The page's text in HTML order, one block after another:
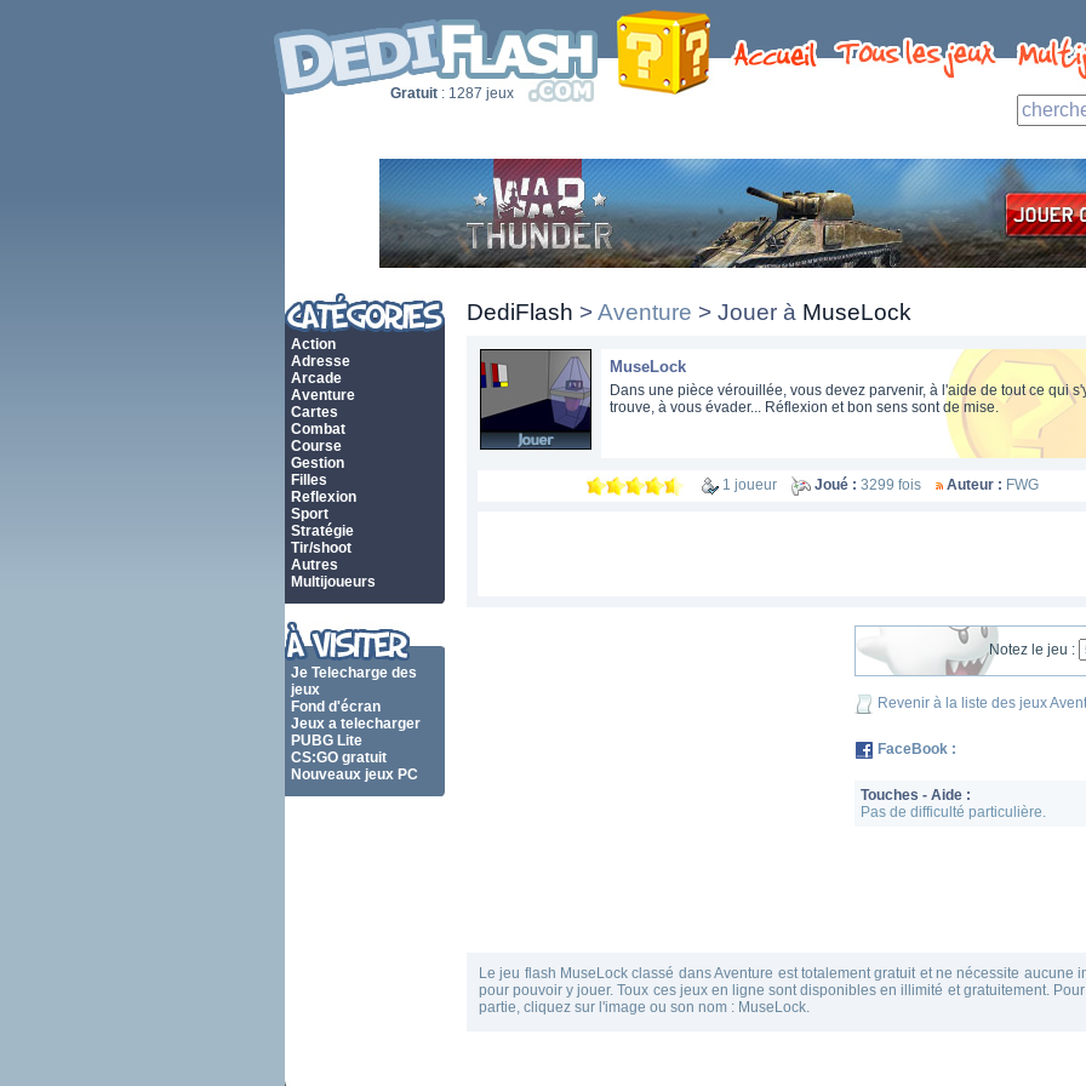
Gratuit : 1287 jeux
Action
Adresse
Arcade
Aventure
Cartes
Combat
Course
Gestion
Filles
Reflexion
Sport
Stratégie
Tir/shoot
Autres
Multijoueurs
Je Telecharge des
jeux
Fond d'écran
Jeux a telecharger
PUBG Lite
CS:GO gratuit
Nouveaux jeux PC
DediFlash >Aventure > Jouer à MuseLock
MuseLock
Dans une pièce vérouillée, vous devez parvenir, à l'aide de tout ce qui
trouve, à vous évader... Réflexion et bon sens sont de mise.
1 joueur Joué : 3299 fois Auteur : FWG
Notez le jeu :
Revenir à la liste des jeux
FaceBook :
Touches - Aide :
Pas de difficulté particulière.
Le jeu flash MuseLock classé dans Aventure est totalement gratuit et ne nécessite aucune
pour pouvoir y jouer. Toux ces jeux en ligne sont disponibles en illimité et gratuitement.
partie, cliquez sur l'image ou son nom : MuseLock.